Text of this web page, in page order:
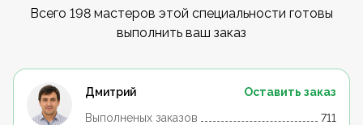
Всего 198 мастеров этой специальности готовы
выполнить ваш заказ
Дмитрий
Оставить заказ
Выполненых заказов
711